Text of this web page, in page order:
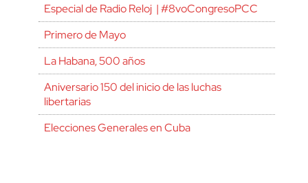
Especial de Radio Reloj | #8voCongresoPCC
Primero de Mayo
La Habana, 500 años
Aniversario 150 del inicio de las luchas
libertarias
Elecciones Generales en Cuba